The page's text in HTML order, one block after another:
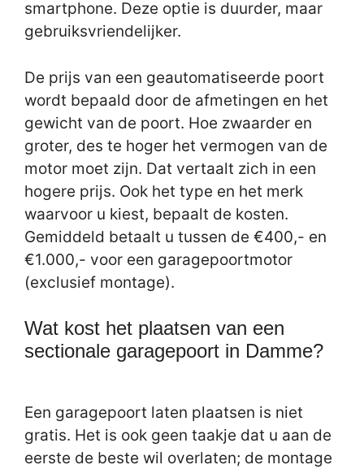
smartphone. Deze optie is duurder, maar
gebruiksvriendelijker.
De prijs van een geautomatiseerde poort
wordt bepaald door de afmetingen en het
gewicht van de poort. Hoe zwaarder en
groter, des te hoger het vermogen van de
motor moet zijn. Dat vertaalt zich in een
hogere prijs. Ook het type en het merk
waarvoor u kiest, bepaalt de kosten.
Gemiddeld betaalt u tussen de €400,- en
€1.000,- voor een garagepoortmotor
(exclusief montage).
Wat kost het plaatsen van een
sectionale garagepoort in Damme?
Een garagepoort laten plaatsen is niet
gratis. Het is ook geen taakje dat u aan de
eerste de beste wil overlaten; de montage